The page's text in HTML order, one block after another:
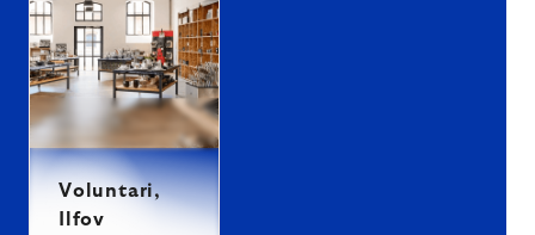
Voluntari,
Ilfov